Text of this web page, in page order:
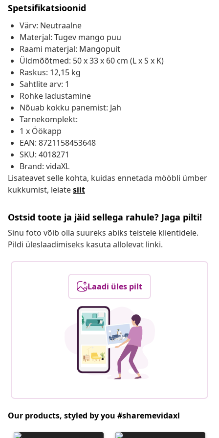
Spetsifikatsioonid
Värv: Neutraalne
Materjal: Tugev mango puu
Raami materjal: Mangopuit
Üldmõõtmed: 50 x 33 x 60 cm (L x S x K)
Raskus: 12,15 kg
Sahtlite arv: 1
Rohke ladustamine
Nõuab kokku panemist: Jah
Tarnekomplekt:
1 x Öökapp
EAN: 8721158453648
SKU: 4018271
Brand: vidaXL
Lisateavet selle kohta, kuidas ennetada mööbli ümber
kukkumist, leiatesiit
Ostsid toote ja jäid sellega rahule? Jaga pilti!
Sinu foto võib olla suureks abiks teistele klientidele.
Pildi üleslaadimiseks kasuta allolevat linki.
Laadi üles pilt
Our products, styled by you #sharemevidaxl